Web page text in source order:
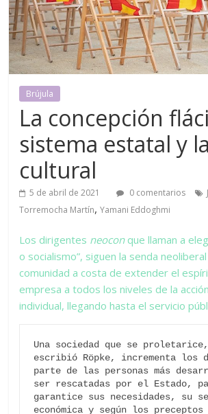
Brújula
La concepción
sistema estatal y
cultural
5 de abril de 2021 0 comentarios
Torremocha Martín,Yamani Eddoghmi
Los dirigentes neoconque llaman a
o socialismo”, siguen la senda
comunidad a costa de extender el
empresa a todos los niveles de la
individual, llegando hasta el servicio
Una sociedad que se proletarice,
escribió Röpke, incrementa los
parte de las personas más
ser rescatadas por el Estado,
garantice sus necesidades, su
económica y según los